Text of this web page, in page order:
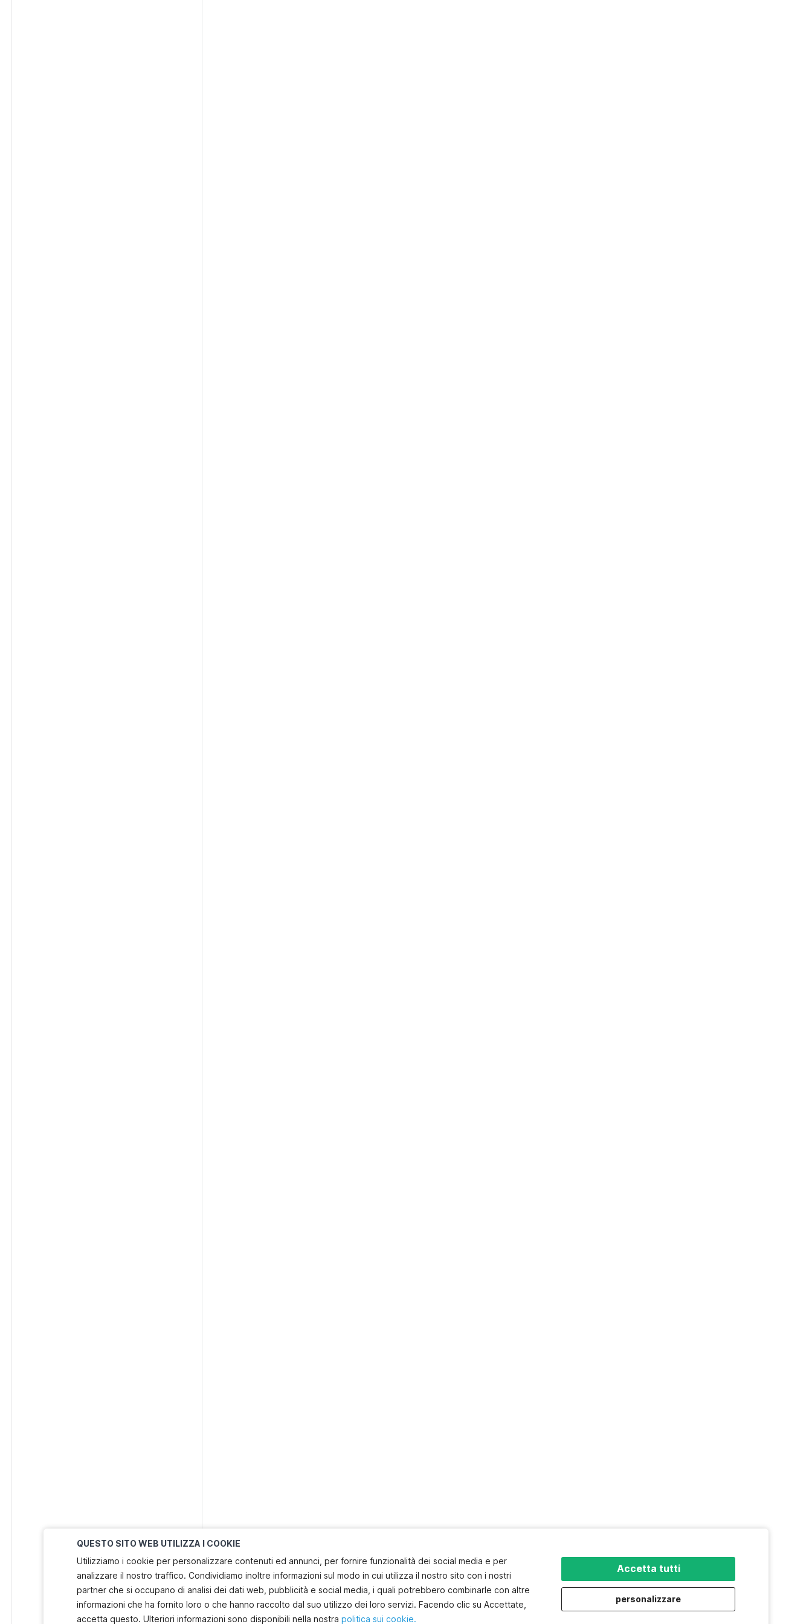
QUESTO SITO WEB UTILIZZA I COOKIE
Utilizziamo i cookie per personalizzare contenuti ed annunci, per fornire funzionalità dei social media e per
analizzare il nostro traffico. Condividiamo inoltre informazioni sul modo in cui utilizza il nostro sito con i nostri
partner che si occupano di analisi dei dati web, pubblicità e social media, i quali potrebbero combinarle con altre
informazioni che ha fornito loro o che hanno raccolto dal suo utilizzo dei loro servizi. Facendo clic su Accettate,
accetta questo. Ulteriori informazioni sono disponibili nella nostra politica sui cookie.
Accetta tutti
personalizzare